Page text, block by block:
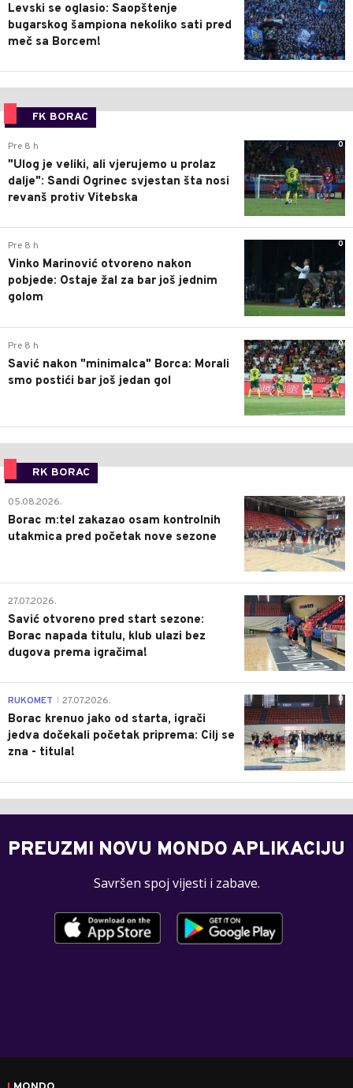
Levski se oglasio: Saopštenje
bugarskog šampiona nekoliko sati pred
meč sa Borcem!
FK BORAC
0
Pre 8 h
"Ulog je veliki, ali vjerujemo u prolaz
dalje": Sandi Ogrinec svjestan šta nosi
revanš protiv Vitebska
0
Pre 8 h
Vinko Marinović otvoreno nakon
pobjede: Ostaje žal za bar još jednim
golom
0
Pre 8 h
Savić nakon "minimalca" Borca: Morali
smo postići bar još jedan gol
RK BORAC
0
05.08.2026.
Borac m:tel zakazao osam kontrolnih
utakmica pred početak nove sezone
0
27.07.2026.
Savić otvoreno pred start sezone:
Borac napada titulu, klub ulazi bez
dugova prema igračima!
0
RUKOMET 27.07.2026.
Borac krenuo jako od starta, igrači
jedva dočekali početak priprema: Cilj se
zna - titula!
PREUZMI NOVU MONDO APLIKACIJU
Savršen spoj vijesti i zabave.